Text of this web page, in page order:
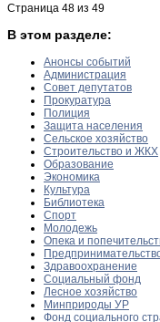
Страница 48 из 49
В этом разделе:
Анонсы событий
Администрация
Совет депутатов
Прокуратура
Полиция
Защита населения
Сельское хозяйство
Строительство и ЖКХ
Образование
Экономика
Культура
Библиотека
Спорт
Молодежь
Опека и
Здравоохранение
Социальный фонд
Лесное хозяйство
Минприроды УР
Фонд социального